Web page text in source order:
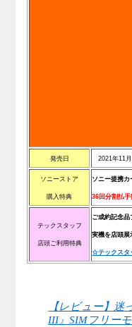
発売日 2021年11
ソニーストア
購入特典
ソニー提携カ
36回分割払手
テックスタッフ
店頭ご利用特典
ご成約記念品
実機を店頭展
☆テックスタ
【レビュー】迷
III』SIMフリー